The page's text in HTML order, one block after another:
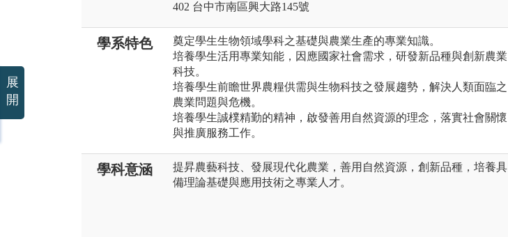
402 台中市南區興大路145號
學系特色
奠定學生生物領域學科之基礎與農業生產的專業知識。
培養學生活用專業知能，因應國家社會需求，研發新品種與創新農業
科技。
培養學生前瞻世界農糧供需與生物科技之發展趨勢，解決人類面臨之
農業問題與危機。
培養學生誠樸精勤的精神，啟發善用自然資源的理念，落實社會關懷
與推廣服務工作。
學科意涵
提昇農藝科技、發展現代化農業，善用自然資源，創新品種，培養具
備理論基礎與應用技術之專業人才。
展
開